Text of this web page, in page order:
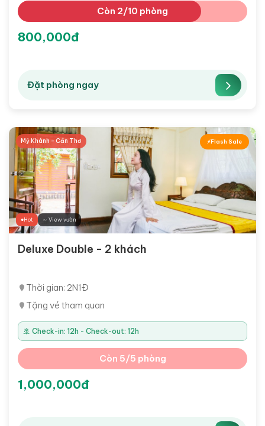
Còn 2/10 phòng
800,000đ
Đặt phòng ngay
Flash Sale
Mỹ Khánh - Cần Thơ
Hot ∼ View vườn
Deluxe Double - 2 khách
Thời gian: 2N1Đ
Tặng vé tham quan
🚢 Check-in: 12h - Check-out: 12h
Còn 5/5 phòng
1,000,000đ